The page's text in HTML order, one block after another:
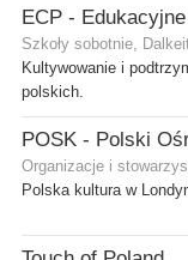
Szkoły sobotnie,
Kultywowanie i
polskich.
Organizacje i
Polska kultura w